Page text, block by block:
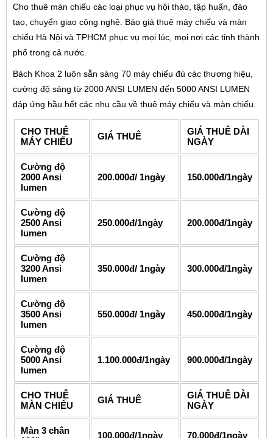
Cho thuê màn chiếu các loại phục vụ hội thảo, tập huấn, đào
tạo, chuyển giao công nghệ. Báo giá thuê máy chiếu và màn
chiếu Hà Nội và TPHCM phục vụ mọi lúc, mọi nơi các tỉnh thành
phố trong cả nước.
Bách Khoa 2 luôn sẵn sàng 70 máy chiếu đủ các thương hiệu,
cường độ sáng từ 2000 ANSI LUMEN đến 5000 ANSI LUMEN
đáp ứng hầu hết các nhu cầu về thuê máy chiếu và màn chiếu.
CHO THUÊ
MÁY CHIẾU
GIÁ THUÊ
GIÁ THUÊ DÀI
NGÀY
Cường độ
2000 Ansi
lumen
200.000đ/ 1ngày 150.000đ/1ngày
Cường độ
2500 Ansi
lumen
250.000đ/1ngày 200.000đ/1ngày
Cường độ
3200 Ansi
lumen
350.000đ/ 1ngày 300.000đ/1ngày
Cường độ
3500 Ansi
lumen
550.000đ/ 1ngày 450.000đ/1ngày
Cường độ
5000 Ansi
lumen
1.100.000đ/1ngày 900.000đ/1ngày
CHO THUÊ
MÀN CHIẾU
GIÁ THUÊ
GIÁ THUÊ DÀI
NGÀY
Màn 3 chân
100.000đ/1ngày 70.000đ/1ngày